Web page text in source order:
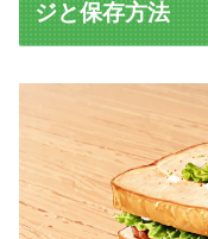
ジと保存方法